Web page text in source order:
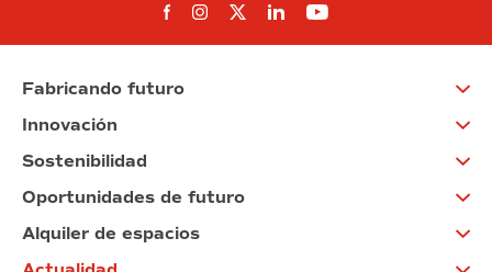
Síguenos en Facebook
Síguenos en Instagram
Síguenos en Twitter
Síguenos en Linkedin
Síguenos en
Fabricando futuro
Innovación
Sostenibilidad
Oportunidades de futuro
Alquiler de espacios